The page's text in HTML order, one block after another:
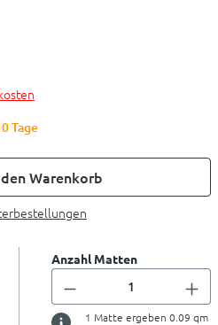
Tage
Warenkorb
Anzahl Matten
1 Matte ergeben 0.09 qm